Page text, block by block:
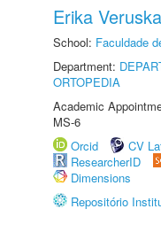
Erika
School: Faculdade
Department:
ORTOPEDIA
Academic
MS-6
Orcid
CV
ResearcherID
Dimensions
Repositório